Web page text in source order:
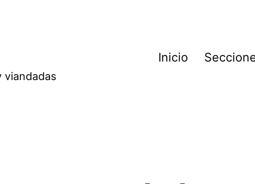
viandadas
Inicio